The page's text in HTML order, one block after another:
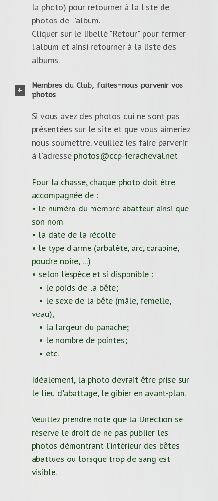
la photo) pour retourner à la liste de
photos de l'album.
Cliquer sur le libellé "Retour" pour fermer
l'album et ainsi retourner à la liste des
albums.
Membres du Club, faites-nous parvenir vos
photos
Si vous avez des photos qui ne sont pas
présentées sur le site et que vous aimeriez
nous soumettre, veuillez les faire parvenir
à l'adresse photos@ccp-feracheval.net
Pour la chasse, chaque photo doit être
accompagnée de :
• le numéro du membre abatteur ainsi que
son nom
• la date de la récolte
• le type d'arme (arbalète, arc, carabine,
poudre noire, ...)
• selon l’espèce et si disponible :
• le poids de la bête;
• le sexe de la bête (mâle, femelle,
veau);
• la largeur du panache;
• le nombre de pointes;
• etc.
Idéalement, la photo devrait être prise sur
le lieu d'abattage, le gibier en avant-plan.
Veuillez prendre note que la Direction se
réserve le droit de ne pas publier les
photos démontrant l’intérieur des bêtes
abattues ou lorsque trop de sang est
visible.